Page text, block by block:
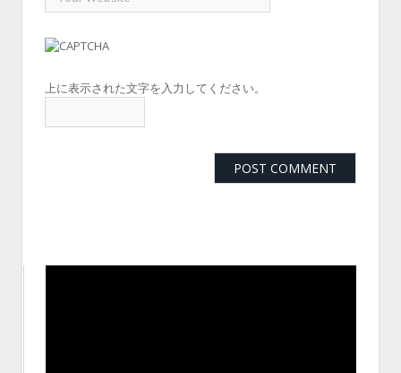
上に表示された文字を入力してください。